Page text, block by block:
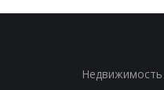
Недвижимость